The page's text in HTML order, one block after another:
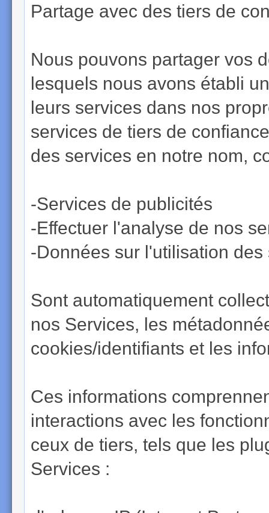
Partage avec des tiers de
Nous pouvons partager vos
lesquels nous avons établi
leurs services dans nos
services de tiers de
des services en notre nom,
-Services de publicités
-Effectuer l'analyse de nos
-Données sur l'utilisation des
Sont automatiquement
nos Services, les
cookies/identifiants et les
Ces informations
interactions avec les
ceux de tiers, tels que les
Services :